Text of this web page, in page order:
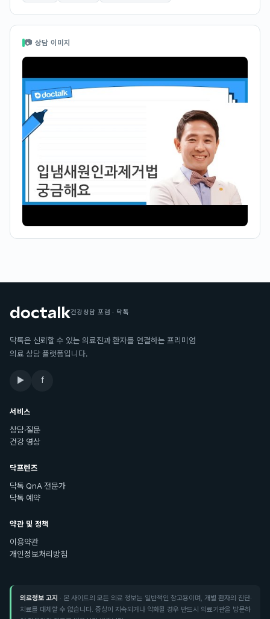
📷 상담 이미지
건강상담 포럼 · 닥톡
닥톡은 신뢰할 수 있는 의료진과 환자를 연결하는 프리미엄
의료 상담 플랫폼입니다.
▶ f
서비스
상담·질문
건강 영상
닥프렌즈
닥톡 QnA 전문가
닥톡 예약
약관 및 정책
이용약관
개인정보처리방침
의료정보 고지 · 본 사이트의 모든 의료 정보는 일반적인 참고용이며, 개별 환자의 진단·
치료를 대체할 수 없습니다. 증상이 지속되거나 악화될 경우 반드시 의료기관을 방문하